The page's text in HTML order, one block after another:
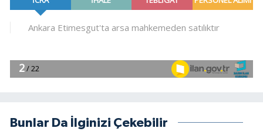
Bunlar Da İlginizi Çekebilir